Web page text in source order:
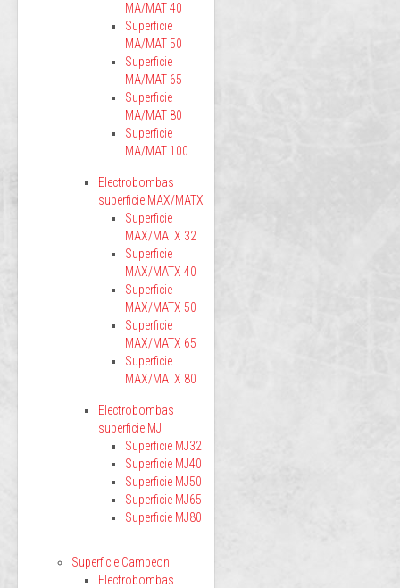
MA/MAT 40
Superficie
MA/MAT 50
Superficie
MA/MAT 65
Superficie
MA/MAT 80
Superficie
MA/MAT 100
Electrobombas
superficie MAX/MATX
Superficie
MAX/MATX 32
Superficie
MAX/MATX 40
Superficie
MAX/MATX 50
Superficie
MAX/MATX 65
Superficie
MAX/MATX 80
Electrobombas
superficie MJ
Superficie MJ32
Superficie MJ40
Superficie MJ50
Superficie MJ65
Superficie MJ80
Superficie Campeon
Electrobombas